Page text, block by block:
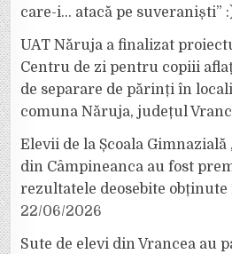
care-i… atacă pe suveraniști”
UAT Năruja a finalizat
Centru de zi pentru copiii
de separare de părinți în
comuna Năruja, județul
Elevii de la Școala Gimnazială
din Câmpineanca au fost
rezultatele deosebite obținute
22/06/2026
Sute de elevi din Vrancea au